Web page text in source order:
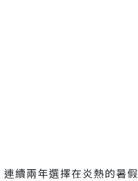
連續兩年選擇在炎熱的暑